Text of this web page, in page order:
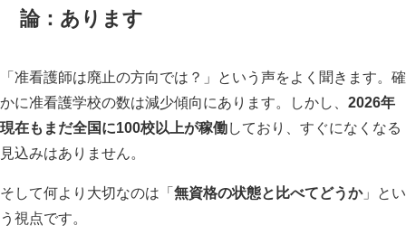
論：あります
「准看護師は廃止の方向では？」という声をよく聞きます。確
かに准看護学校の数は減少傾向にあります。しかし、 2026年
現在もまだ全国に100校以上が稼働しており、すぐになくなる
見込みはありません。
そして何より大切なのは「 無資格の状態と比べてどうか」とい
う視点です。